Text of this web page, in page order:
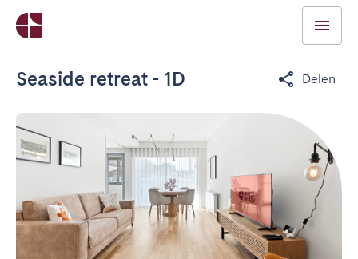
Seaside retreat - 1D Delen